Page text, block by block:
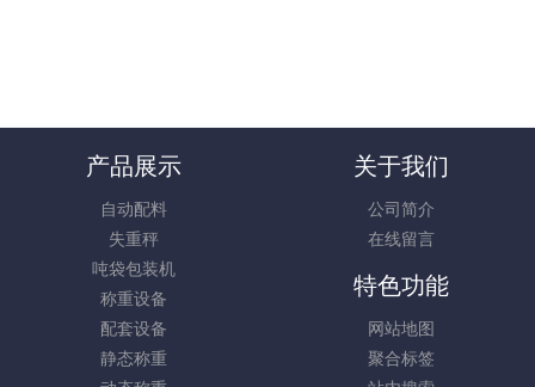
产品展示
自动配料
失重秤
吨袋包装机
称重设备
配套设备
静态称重
关于我们
公司简介
在线留言
特色功能
网站地图
聚合标签